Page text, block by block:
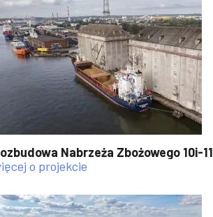
Nabrzeża Zbożowego 10i-11
o projekcie